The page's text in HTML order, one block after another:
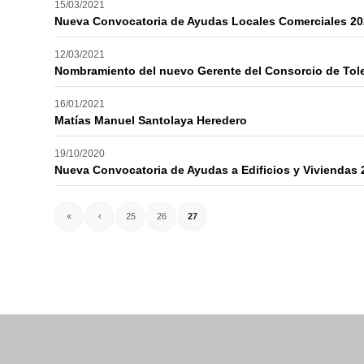
15/03/2021
Nueva Convocatoria de Ayudas Locales Comerciales
12/03/2021
Nombramiento del nuevo Gerente del Consorcio de
16/01/2021
Matías Manuel Santolaya Heredero
19/10/2020
Nueva Convocatoria de Ayudas a Edificios y Viviendas
« ‹ 25 26 27